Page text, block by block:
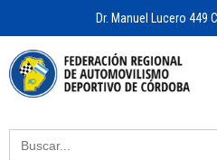
Dr. Manuel Lucero 449
Search
for: